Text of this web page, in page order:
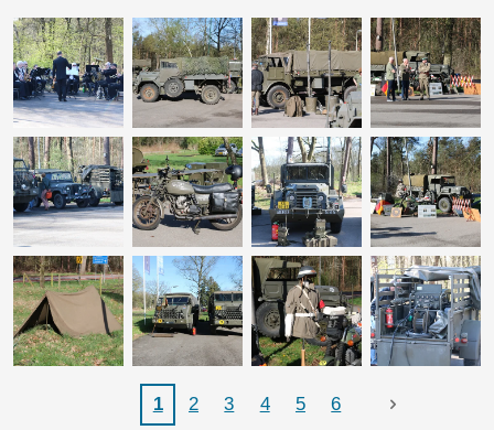
1 2 3 4 5 6